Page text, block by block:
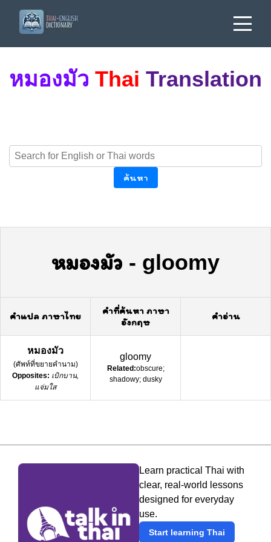
หมองมัว Thai Translation
ค้นหา
หมองมัว - gloomy
คำแปล ภาษาไทย
คำที่ค้นหา ภาษา
อังกฤษ
คำอ่าน
หมองมัว
(ศัพท์ที่ขยายคำนาม)
Opposites: เบิกบาน,
แจ่มใส
gloomy
Related:obscure;
shadowy; dusky
Learn practical Thai with
clear, real-world lessons
designed for everyday
use.
Start learning Thai